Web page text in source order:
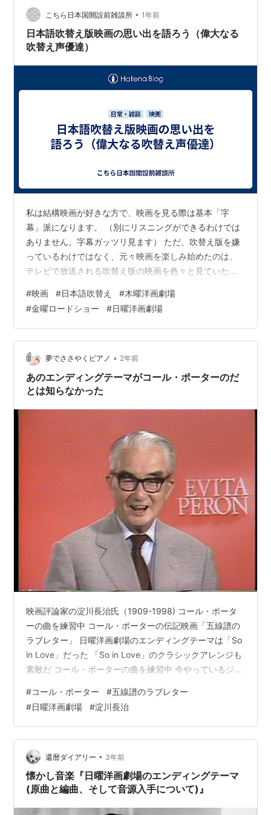
さん ※ネットよりお借りしています。 木村奈保子さん ※
ネットよりお借りしています。 荻…
こちら日本国開設前雑談所 • 1年前
日本語吹替え版映画の思い出を語ろう（偉大なる
吹替え声優達）
私は結構映画が好きな方で、映画を見る際は基本「字
幕」派になります。 （別にリスニングができるわけでは
ありません。字幕ガッツリ見ます） ただ、吹替え版を嫌
っているわけではなく、元々映画を楽しみ始めたのは、
テレビで放送される吹替え版の映画を色々と見ていたの
ー、日曜洋画劇場といった 毎週何がしかの映画をテレビ
放送する枠があったため、駄作やマイナー作も含め、 い
つも楽しみにしていたものでした。（独特な名物解説者
も含め） また、昨今は映画の開発元が翻訳・吹替えにも
厳しく指導するようになったためか、 面白味の無い画一
的な翻訳になるパターンも多いのですが…
#映画 #日本語吹替え #木曜洋画劇場
#金曜ロードショー #日曜洋画劇場
夢でささやくピアノ • 2年前
あのエンディングテーマがコール・ポーターのだ
とは知らなかった
映画評論家の淀川長治氏（1909-1998) コール・ポータ
ーの曲を練習中 コール・ポーターの伝記映画「五線譜の
ラブレター」 日曜洋画劇場のエンディングテーマは「So
in Love」だった 「So in Love」のクラシックアレンジも
素敵だ コール・ポーターの曲を練習中 今やっているジャ
「I love you」というのがある。 コール・ポーターの曲で
ジャズのスタンダードになっている曲は数多いので、私
もいくつかは知っているが、それほど深く彼の音楽や人
生について知っているわけではない。 それで過去に見逃
した彼の伝記映画ともいうべき200…
#コール・ポーター #五線譜のラブレター
#日曜洋画劇場 #淀川長治
還暦ダイアリー • 3年前
懐かし音楽『日曜洋画劇場のエンディングテーマ
(原曲と編曲、そして音源入手について)』